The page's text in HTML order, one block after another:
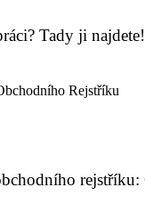
Tady ji najdete!